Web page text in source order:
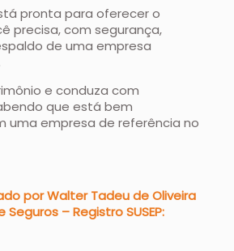
pronta para oferecer o
precisa, com segurança,
de uma empresa
e conduza com
que está bem
uma empresa de referência no
por Walter Tadeu de Oliveira
Seguros – Registro SUSEP: